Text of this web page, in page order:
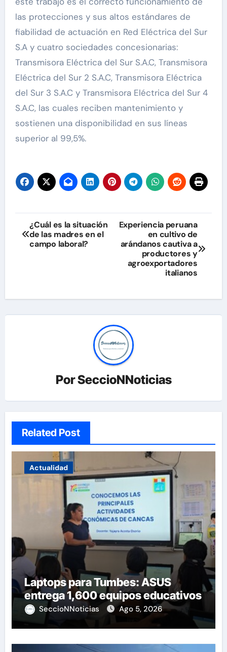
las protecciones y sus altos estándares de
fiabilidad de actuación en Red Eléctrica del Sur
S.A y cuatro sociedades concesionarias:
Transmisora Eléctrica del Sur S.A.C, Transmisora
Eléctrica del Sur 2 S.A.C, Transmisora Eléctrica
del Sur 3 S.A.C y Transmisora Eléctrica del Sur 4
S.A.C, las cuales reciben mantenimiento y
sostienen una disponibilidad en sus líneas
superior al 99,5%.
Navegación
de
¿Cuál es la situación
de las madres en el
campo laboral?
Experiencia peruana
en cultivo de
arándanos cautiva a
productores y
agroexportadores
italianos
PorSeccioNNoticias
Related Post
Actualidad
Laptops para Tumbes: ASUS
entrega 1,600 equipos educativos
SeccioNNoticias Ago 5, 2026